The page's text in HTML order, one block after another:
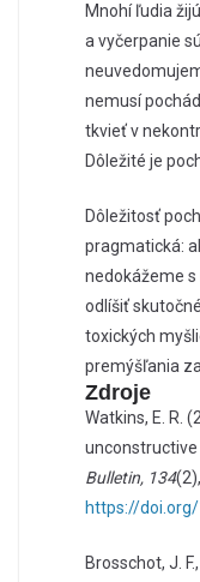
Mnohí ľudia
a vyčerpanie
nemusí
tkvieť v
Dôležité je
Dôležitosť
pragmatická:
nedokážeme
odlíšiť
toxických
premýšľania
Zdroje
Watkins, E. R.
Bulletin, 134
https://
Brosschot, J.